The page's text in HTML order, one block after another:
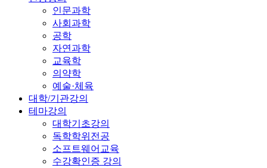
인문과학
사회과학
공학
자연과학
교육학
의약학
예술·체육
대학/기관강의
테마강의
대학기초강의
독학학위전공
소프트웨어교육
수강확인증 강의